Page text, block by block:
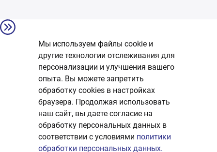
Мы используем файлы cookie и
другие технологии отслеживания для
персонализации и улучшения вашего
опыта. Вы можете запретить
обработку сookies в настройках
браузера. Продолжая использовать
наш сайт, вы даете согласие на
обработку персональных данных в
соответствии с условиями политики
обработки персональных данных.